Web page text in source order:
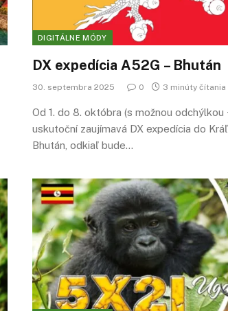
DIGITÁLNE MÓDY
DX expedícia A52G – Bhután
30. septembra 2025 0 3 minúty čítania
Od 1. do 8. októbra (s možnou odchýlkou
uskutoční zaujímavá DX expedícia do
Bhután, odkiaľ bude…